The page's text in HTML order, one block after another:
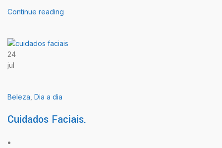
Continue reading
24
jul
Beleza Dia a dia
Cuidados Faciais.